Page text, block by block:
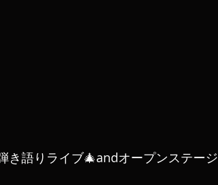
き語りライブ🎄andオープンステージ